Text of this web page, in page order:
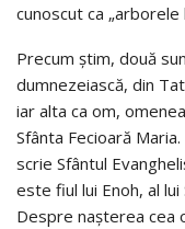
cunoscut ca „arborele
Precum ştim, două
dumnezeiască, din
iar alta ca om,
Sfânta Fecioară
scrie Sfântul
este fiul lui Enoh, al lui
Despre naşterea cea